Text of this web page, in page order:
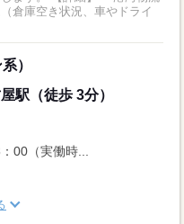
倉庫空き状況、車やドライ
）
駅（徒歩 3分）
00（実働時...